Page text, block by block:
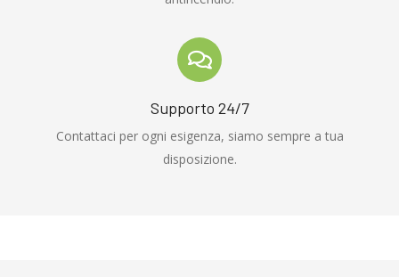
Supporto 24/7
Contattaci per ogni esigenza, siamo sempre a tua
disposizione.